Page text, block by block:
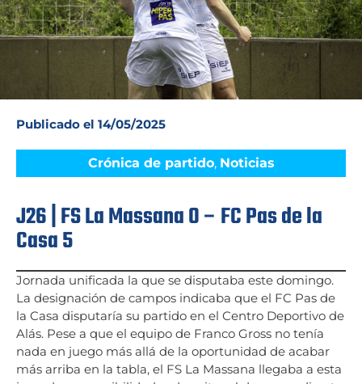
Publicado el 14/05/2025
Crónica de partido, Noticias
J26 | FS La Massana 0 – FC Pas de la
Casa 5
Jornada unificada la que se disputaba este domingo.
La designación de campos indicaba que el FC Pas de
la Casa disputaría su partido en el Centro Deportivo de
Alás. Pese a que el equipo de Franco Gross no tenía
nada en juego más allá de la oportunidad de acabar
más arriba en la tabla, el FS La Massana llegaba a esta